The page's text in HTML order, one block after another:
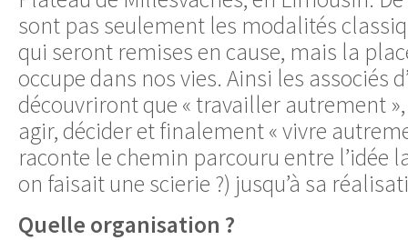
sont pas seulement les modalités
qui seront remises en cause, mais la
occupe dans nos vies. Ainsi les associés
découvriront que « travailler autrement »,
agir, décider et finalement « vivre
raconte le chemin parcouru entre l’idée
on faisait une scierie ?) jusqu’à sa
Quelle organisation ?